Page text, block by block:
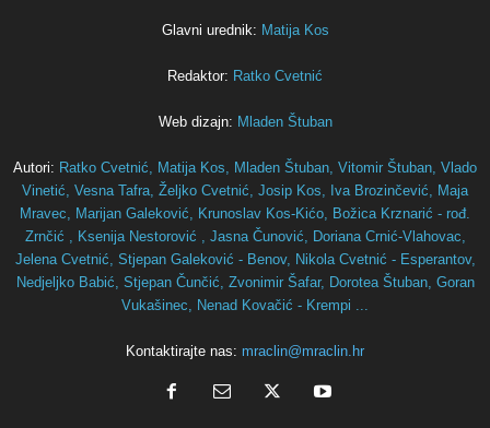
Glavni urednik: Matija Kos
Redaktor: Ratko Cvetnić
Web dizajn: Mladen Štuban
Autori: Ratko Cvetnić, Matija Kos, Mladen Štuban, Vitomir Štuban, Vlado
Vinetić, Vesna Tafra, Željko Cvetnić, Josip Kos, Iva Brozinčević, Maja
Mravec, Marijan Galeković, Krunoslav Kos-Kićo, Božica Krznarić - rođ.
Zrnčić , Ksenija Nestorović , Jasna Čunović, Doriana Crnić-Vlahovac,
Jelena Cvetnić, Stjepan Galeković - Benov, Nikola Cvetnić - Esperantov,
Nedjeljko Babić, Stjepan Čunčić, Zvonimir Šafar, Dorotea Štuban, Goran
Vukašinec, Nenad Kovačić - Krempi ...
Kontaktirajte nas: mraclin@mraclin.hr